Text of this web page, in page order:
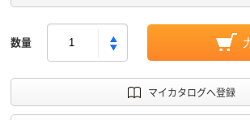
数量
マイカタログへ登録